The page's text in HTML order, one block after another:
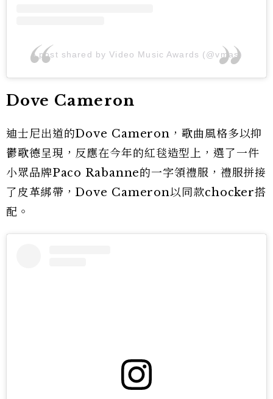
A post shared by Video Music Awards (@vmas)
Dove Cameron
迪士尼出道的Dove Cameron，歌曲風格多以抑
鬱歌德呈現，反應在今年的紅毯造型上，選了一件
小眾品牌Paco Rabanne的一字領禮服，禮服拼接
了皮革綁帶，Dove Cameron以同款chocker搭
配。